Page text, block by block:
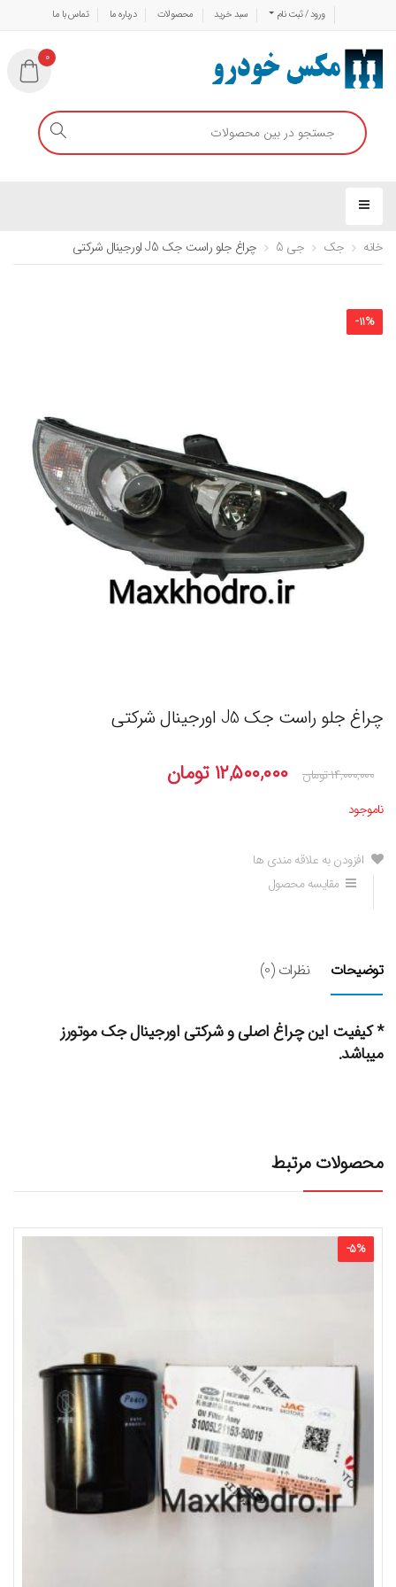
ورود / ثبت نام سبد خرید محصولات درباره ما تماس با ما
0
خانه جک جی 5 چراغ جلو راست جک J5 اورجینال شرکتی
-11%
چراغ جلو راست جک J5 اورجینال شرکتی
۱۴,۰۰۰,۰۰۰تومان ۱۲,۵۰۰,۰۰۰ تومان
ناموجود
افزودن به علاقه مندی ها
مقایسه محصول
توضیحات نظرات (0)
* کیفیت این چراغ اصلی و شرکتی اورجینال جک موتورز
میباشد.
محصولات مرتبط
-5%